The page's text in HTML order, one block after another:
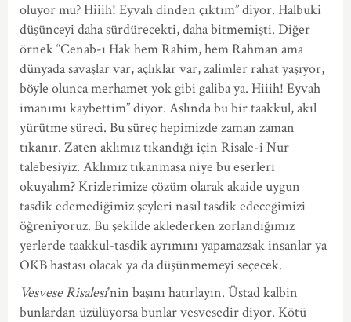
oluyor mu? Hiiih! Eyvah dinden çıktım” diyor. Halbuki
düşünceyi daha sürdürecekti, daha bitmemişti. Diğer
örnek “Cenab-ı Hak hem Rahim, hem Rahman ama
dünyada savaşlar var, açlıklar var, zalimler rahat yaşıyor,
böyle olunca merhamet yok gibi galiba ya. Hiiih! Eyvah
imanımı kaybettim” diyor. Aslında bu bir taakkul, akıl
yürütme süreci. Bu süreç hepimizde zaman zaman
tıkanır. Zaten aklımız tıkandığı için Risale-i Nur
talebesiyiz. Aklımız tıkanmasa niye bu eserleri
okuyalım? Krizlerimize çözüm olarak akaide uygun
tasdik edemediğimiz şeyleri nasıl tasdik edeceğimizi
öğreniyoruz. Bu şekilde aklederken zorlandığımız
yerlerde taakkul-tasdik ayrımını yapamazsak insanlar ya
OKB hastası olacak ya da düşünmemeyi seçecek.
Vesvese Risalesi’nin başını hatırlayın. Üstad kalbin
bunlardan üzülüyorsa bunlar vesvesedir diyor. Kötü